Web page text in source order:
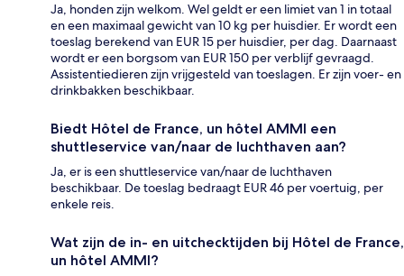
Ja, honden zijn welkom. Wel geldt er een limiet van 1 in totaal
en een maximaal gewicht van 10 kg per huisdier. Er wordt een
toeslag berekend van EUR 15 per huisdier, per dag. Daarnaast
wordt er een borgsom van EUR 150 per verblijf gevraagd.
Assistentiedieren zijn vrijgesteld van toeslagen. Er zijn voer- en
drinkbakken beschikbaar.
Biedt Hôtel de France, un hôtel AMMI een
shuttleservice van/naar de luchthaven aan?
Ja, er is een shuttleservice van/naar de luchthaven
beschikbaar. De toeslag bedraagt EUR 46 per voertuig, per
enkele reis.
Wat zijn de in- en uitchecktijden bij Hôtel de France,
un hôtel AMMI?